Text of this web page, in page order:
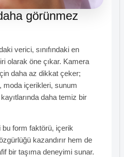
görünmez
verici, sınıfındaki en
olarak öne çıkar. Kamera
daha az dikkat çeker;
moda içerikleri, sunum
daha temiz bir
form faktörü, içerik
kazandırır hem de
bir taşıma deneyimi sunar.